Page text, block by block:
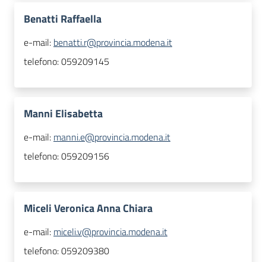
Benatti Raffaella
e-mail: benatti.r@provincia.modena.it
telefono:059209145
Manni Elisabetta
e-mail: manni.e@provincia.modena.it
telefono:059209156
Miceli Veronica Anna Chiara
e-mail: miceli.v@provincia.modena.it
telefono:059209380